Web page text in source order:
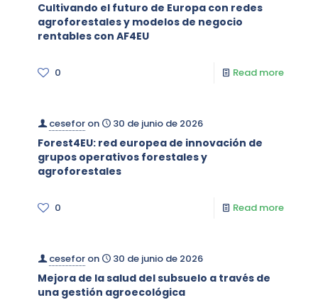
Cultivando el futuro de Europa con redes
agroforestales y modelos de negocio
rentables con AF4EU
0 Read more
cesefor on 30 de junio de 2026
Forest4EU: red europea de innovación de
grupos operativos forestales y
agroforestales
0 Read more
cesefor on 30 de junio de 2026
Mejora de la salud del subsuelo a través de
una gestión agroecológica